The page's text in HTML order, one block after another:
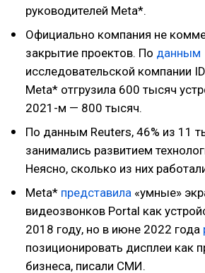
руководителей Meta*.
Официально компания не
закрытие проектов. По данным
исследовательской компании
Meta* отгрузила 600 тысяч
2021-м — 800 тысяч.
По данным Reuters, 46% из 11
занимались развитием
Неясно, сколько из них
Meta* представила «умные»
видеозвонков Portal как
2018 году, но в июне 2022 года
позиционировать дисплеи как
бизнеса, писали СМИ.